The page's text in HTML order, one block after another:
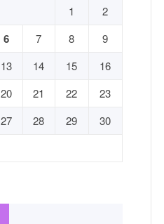
1
2
6 7 8
9
13 14 15
16
20 21 22
23
27 28 29
30